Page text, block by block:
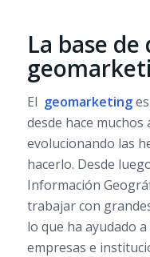
La base
El geomarketinges
desde hace
evolucionando las
hacerlo. Desde
Información
trabajar con
lo que ha ayudado
empresas e